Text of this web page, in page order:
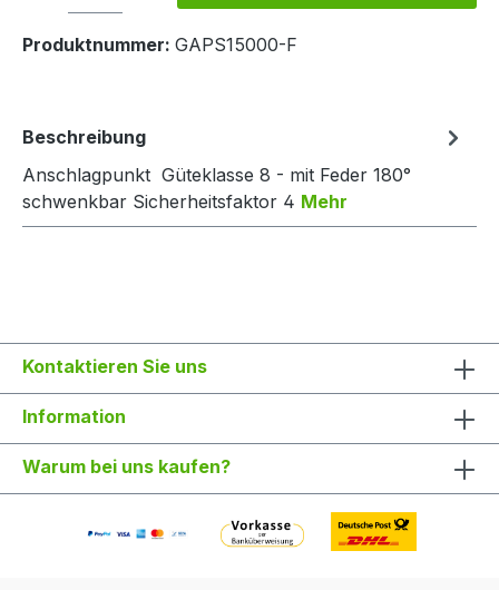
Produktnummer: GAPS15000-F
Beschreibung
Anschlagpunkt Güteklasse 8 - mit Feder 180°
schwenkbar Sicherheitsfaktor 4 Mehr
Kontaktieren Sie uns
Information
Warum bei uns kaufen?